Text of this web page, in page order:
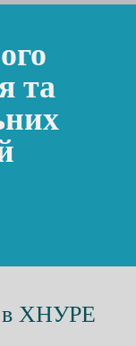
та
в ХНУРЕ